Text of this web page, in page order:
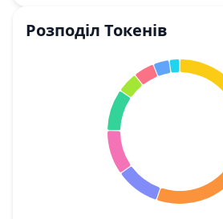
Розподіл Токенів